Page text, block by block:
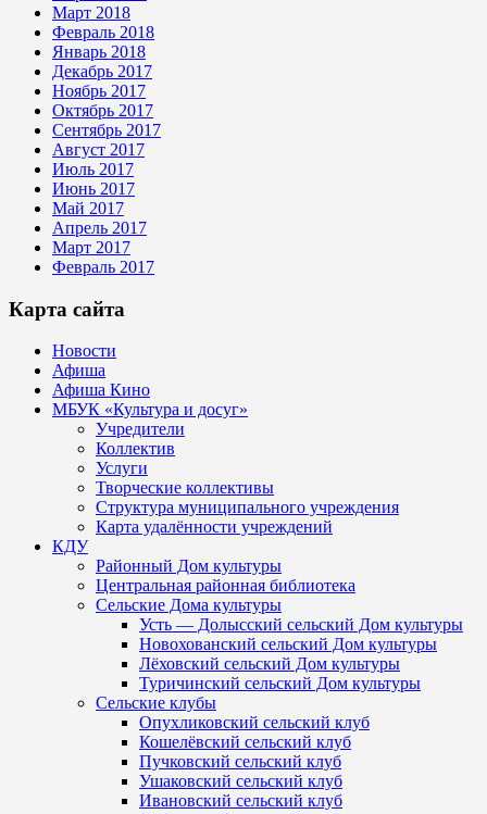
Март 2018
Февраль 2018
Январь 2018
Декабрь 2017
Ноябрь 2017
Октябрь 2017
Сентябрь 2017
Август 2017
Июль 2017
Июнь 2017
Май 2017
Апрель 2017
Март 2017
Февраль 2017
Карта сайта
Новости
Афиша
Афиша Кино
МБУК «Культура и досуг»
Учредители
Коллектив
Услуги
Творческие коллективы
Структура муниципального учреждения
Карта удалённости учреждений
КДУ
Районный Дом культуры
Центральная районная библиотека
Сельские Дома культуры
Усть — Долысский сельский Дом культуры
Новохованский сельский Дом культуры
Лёховский сельский Дом культуры
Туричинский сельский Дом культуры
Сельские клубы
Опухликовский сельский клуб
Кошелёвский сельский клуб
Пучковский сельский клуб
Ушаковский сельский клуб
Ивановский сельский клуб